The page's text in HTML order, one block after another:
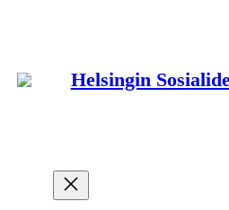
Helsingin